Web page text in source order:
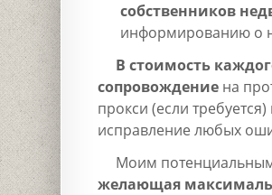
собственников
информированию о
В стоимость
сопровождение на
прокси (если
исправление любых
Моим
желающая